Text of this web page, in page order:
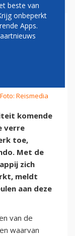
ERBIJ
Reismedia
komende
verre
toe,
Met de
zich
meldt
aan deze
van de
waarvan
beste van
onbeperkt
Apps.